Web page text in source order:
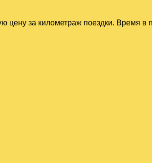
за километраж поездки. Время в